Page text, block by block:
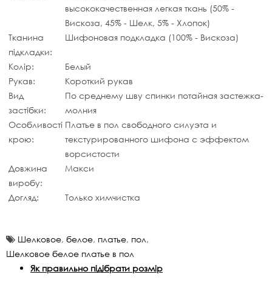
высококачественная легкая ткань (50% -
Вискоза, 45% - Шелк, 5% - Хлопок)
Тканина
підкладки:
Шифоновая подкладка (100% - Вискоза)
Колір:
Белый
Рукав:
Короткий рукав
Вид
застібки:
По среднему шву спинки потайная застежка-
молния
Особливості
крою:
Платье в пол свободного силуэта и
текстурированного шифона с эффектом
ворсистости
Довжина
виробу:
Макси
Догляд: Только химчистка
Шелковое, белое, платье, пол,
Шелковое белое платье в пол
Як правильно підібрати розмір